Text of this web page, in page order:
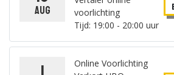
aug
voorlichting
Tijd: 19:00 - 20:00 uur
Online Voorlichting